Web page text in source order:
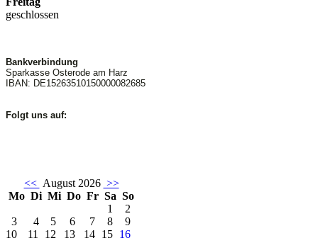
geschlossen
Bankverbindung
Sparkasse Osterode am Harz
IBAN: DE15263510150000082685
Folgt uns auf:
<< August 2026 >>
Mo Di Mi Do Fr Sa So
1
2
3
4 5 6 7 8
9
10
11 12 13 14 15 16